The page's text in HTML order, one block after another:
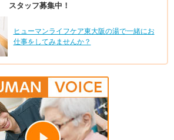
スタッフ募集中！
ヒューマンライフケア東大阪の湯で一緒にお
仕事をしてみませんか？